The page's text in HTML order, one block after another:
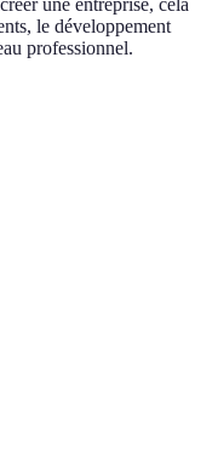
une entreprise, cela
le développement
professionnel.